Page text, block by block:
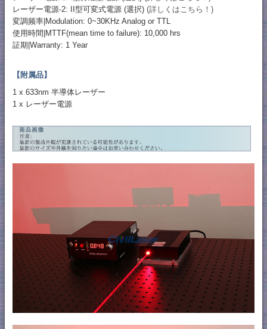
レーザー電源-2: II型可変式電源 (選択) (詳しくはこちら！)
変調频率|Modulation: 0~30KHz Analog or TTL
使用時間|MTTF(mean time to failure): 10,000 hrs
証期|Warranty: 1 Year
【附属品】
1 x 633nm 半導体レーザー
1 x レーザー電源